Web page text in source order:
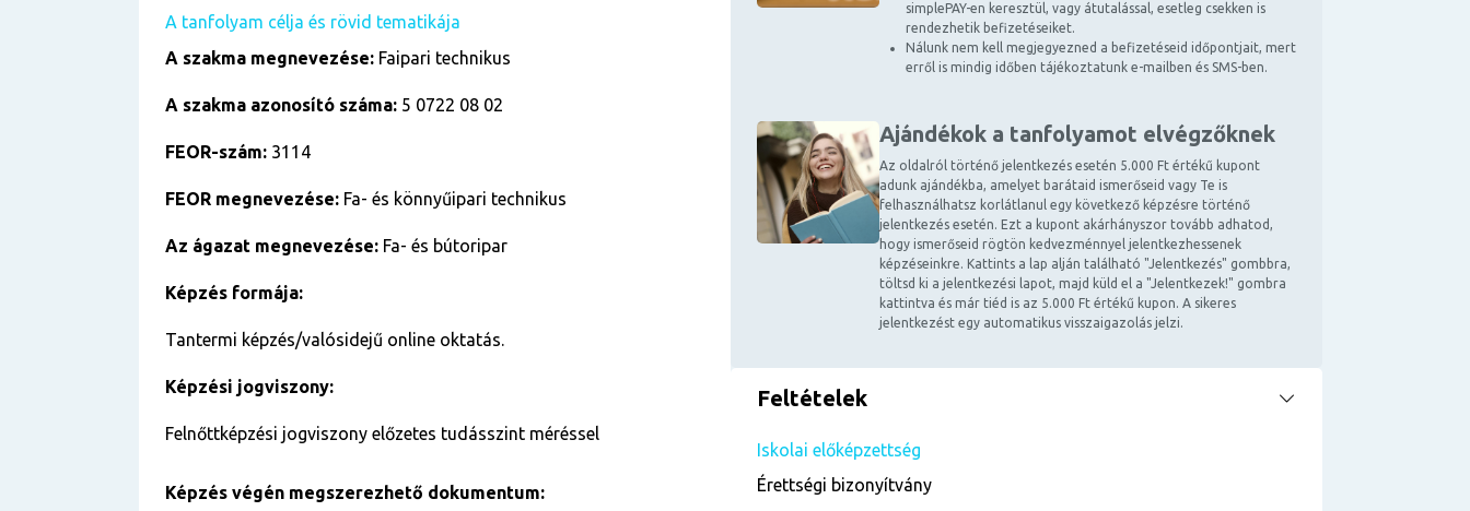
A tanfolyam célja és rövid tematikája
A szakma megnevezése: Faipari technikus
A szakma azonosító száma: 5 0722 08 02
FEOR-szám: 3114
FEOR megnevezése: Fa- és könnyűipari technikus
Az ágazat megnevezése: Fa- és bútoripar
Képzés formája:
Tantermi képzés/valósidejű online oktatás.
Képzési jogviszony:
Felnőttképzési jogviszony előzetes tudásszint méréssel
Képzés végén megszerezhető dokumentum:
simplePAY-en keresztül, vagy átutalással, esetleg csekken is
rendezhetik befizetéseiket.
Nálunk nem kell megjegyezned a befizetéseid időpontjait, mert
erről is mindig időben tájékoztatunk e-mailben és SMS-ben.
Ajándékok a tanfolyamot elvégzőknek
Az oldalról történő jelentkezés esetén 5.000 Ft értékű kupont
adunk ajándékba, amelyet barátaid ismerőseid vagy Te is
felhasználhatsz korlátlanul egy következő képzésre történő
jelentkezés esetén. Ezt a kupont akárhányszor tovább adhatod,
hogy ismerőseid rögtön kedvezménnyel jelentkezhessenek
képzéseinkre. Kattints a lap alján található "Jelentkezés" gombbra,
töltsd ki a jelentkezési lapot, majd küld el a "Jelentkezek!" gombra
kattintva és már tiéd is az 5.000 Ft értékű kupon. A sikeres
jelentkezést egy automatikus visszaigazolás jelzi.
Feltételek
Iskolai előképzettség
Érettségi bizonyítvány